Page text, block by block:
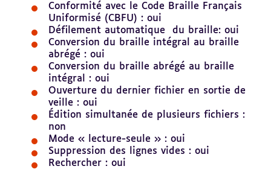
Conformité avec le Code Braille Français
Uniformisé (CBFU) : oui
Défilement automatique du braille: oui
Conversion du braille intégral au braille
abrégé : oui
Conversion du braille abrégé au braille
intégral : oui
Ouverture du dernier fichier en sortie de
veille : oui
Édition simultanée de plusieurs fichiers :
non
Mode « lecture-seule » : oui
Suppression des lignes vides : oui
Rechercher : oui